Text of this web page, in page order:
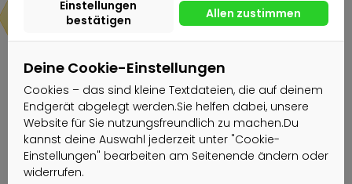
Deine Cookie-Einstellungen
Cookies – das sind kleine Textdateien, die auf deinem
Endgerät abgelegt werden.Sie helfen dabei, unsere
Website für Sie nutzungsfreundlich zu machen.Du
kannst deine Auswahl jederzeit unter "Cookie-
Einstellungen" bearbeiten am Seitenende ändern oder
widerrufen.
Kostenlos
Schüchl GmbH
Gewerblicher Nutzer